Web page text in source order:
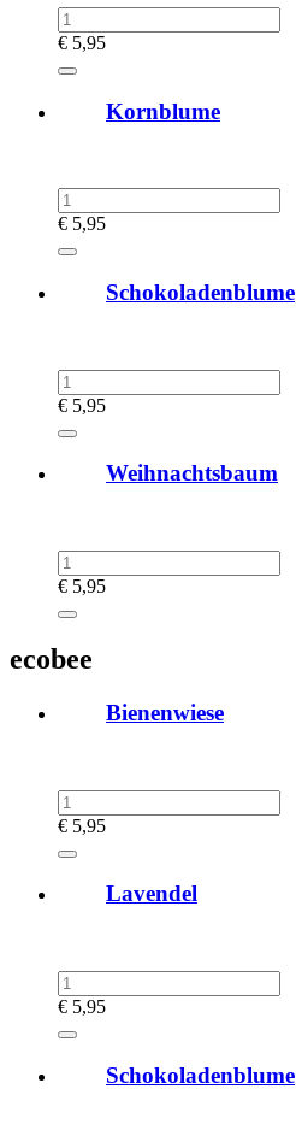
€ 5,95
Kornblume
€ 5,95
Schokoladenblume
€ 5,95
Weihnachtsbaum
€ 5,95
ecobee
Bienenwiese
€ 5,95
Lavendel
€ 5,95
Schokoladenblume